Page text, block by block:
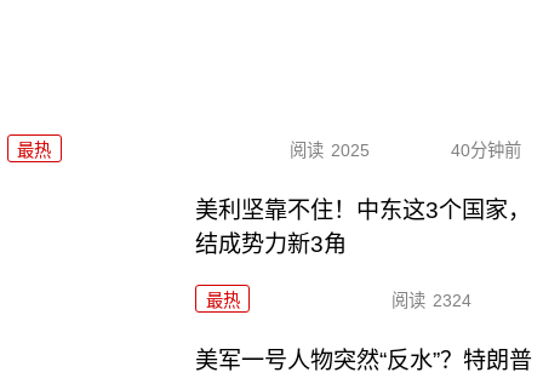
最热 阅读 2025 40分钟前
美利坚靠不住！中东这3个国家，
结成势力新3角
最热 阅读 2324
美军一号人物突然“反水”？特朗普